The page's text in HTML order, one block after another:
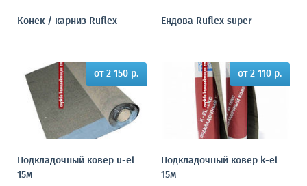
Конек / карниз Ruflex Ендова Ruflex super
от 2 150 р.
Подкладочный ковер u-el
15м
от 2 110 р.
Подкладочный ковер k-el
15м